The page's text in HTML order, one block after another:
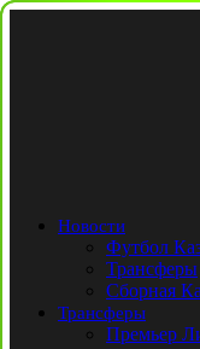
Новости
Футбол
Трансферы
Сборная
Трансферы
Премьер